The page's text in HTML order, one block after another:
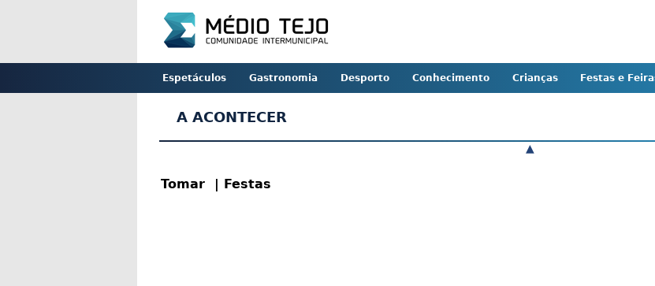
Espetáculos Gastronomia Desporto Conhecimento Crianças Festas e
A ACONTECER
▲
Tomar | Festas